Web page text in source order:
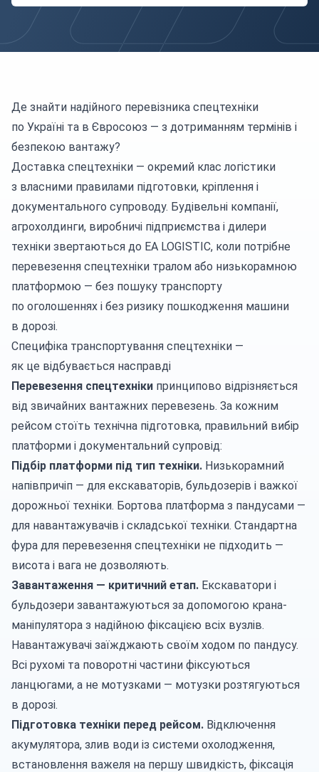
Де знайти надійного перевізника спецтехніки
по Україні та в Євросоюз — з дотриманням термінів і
безпекою вантажу?
Доставка спецтехніки — окремий клас логістики
з власними правилами підготовки, кріплення і
документального супроводу. Будівельні компанії,
агрохолдинги, виробничі підприємства і дилери
техніки звертаються до EA LOGISTIC, коли потрібне
перевезення спецтехніки тралом або низькорамною
платформою — без пошуку транспорту
по оголошеннях і без ризику пошкодження машини
в дорозі.
Специфіка транспортування спецтехніки —
як це відбувається насправді
Перевезення спецтехніки принципово відрізняється
від звичайних вантажних перевезень. За кожним
рейсом стоїть технічна підготовка, правильний вибір
платформи і документальний супровід:
Підбір платформи під тип техніки. Низькорамний
напівпричіп — для екскаваторів, бульдозерів і важкої
дорожньої техніки. Бортова платформа з пандусами —
для навантажувачів і складської техніки. Стандартна
фура для перевезення спецтехніки не підходить —
висота і вага не дозволяють.
Завантаження — критичний етап. Екскаватори і
бульдозери завантажуються за допомогою крана-
маніпулятора з надійною фіксацією всіх вузлів.
Навантажувачі заїжджають своїм ходом по пандусу.
Всі рухомі та поворотні частини фіксуються
ланцюгами, а не мотузками — мотузки розтягуються
в дорозі.
Підготовка техніки перед рейсом. Відключення
акумулятора, злив води із системи охолодження,
встановлення важеля на першу швидкість, фіксація